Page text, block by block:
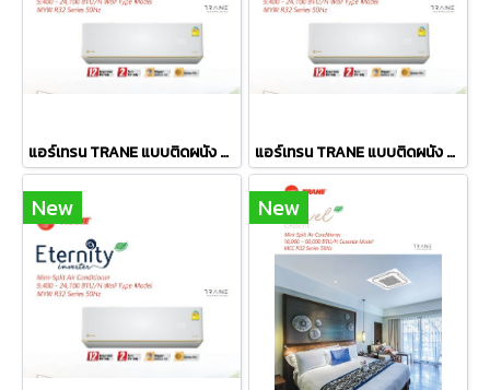
แอร์เทรน TRANE แบบติดผนัง รุ่น MYWE-24DB5 Eternity Inverter ขนาด 24,100BTU#5 R-32 รีโมทไร้สาย พร้อมติดตั้ง แอร์เทรน TRANE แบบติดผนัง รุ่น MYWE-12DB5 Eternity Inverter ขนาด 12,100BTU#5 R-32 รีโมทไร้สาย พร้อมติดตั้ง
New New